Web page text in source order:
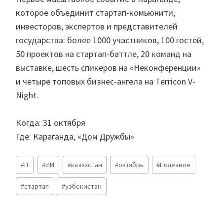
которое объединит стартап-комьюнити,
инвесторов, экспертов и представителей
государства: более 1000 участников, 100 гостей,
50 проектов на стартап-баттле, 20 команд на
выставке, шесть спикеров на «Неконференции»
и четыре топовых бизнес-ангела на Terricon V-
Night.
Когда: 31 октября
Где: Караганда, «Дом Дружбы»
Метки
записи:
#IT #ИИ #казахстан #октябрь #Полезное
#стартап #узбекистан